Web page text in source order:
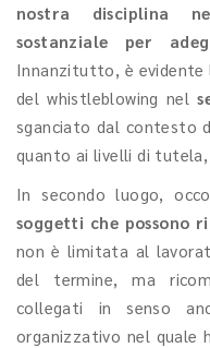
nostra disciplina
sostanziale per
Innanzitutto, è evidente
del whistleblowing nel
sganciato dal contesto
quanto ai livelli di
In secondo luogo,
soggetti che possono
non è limitata al
del termine, ma
collegati in senso
organizzativo nel quale